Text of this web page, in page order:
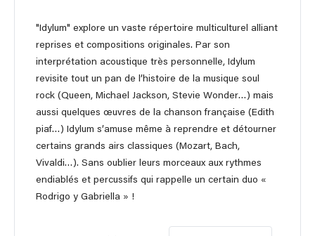
"Idylum" explore un vaste répertoire multiculturel alliant
reprises et compositions originales. Par son
interprétation acoustique très personnelle, Idylum
revisite tout un pan de l’histoire de la musique soul
rock (Queen, Michael Jackson, Stevie Wonder…) mais
aussi quelques œuvres de la chanson française (Edith
piaf…) Idylum s’amuse même à reprendre et détourner
certains grands airs classiques (Mozart, Bach,
Vivaldi…). Sans oublier leurs morceaux aux rythmes
endiablés et percussifs qui rappelle un certain duo «
Rodrigo y Gabriella » !